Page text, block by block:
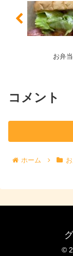
お弁
コメント
ホーム
©